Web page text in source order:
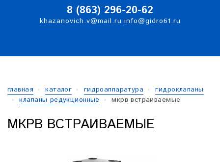
8 (863) 296-20-62
khazanovich.v@mail.ru info@gidro61.ru
главная каталог гидроаппаратура
гидроклапаны
клапаны редукционные
мкрв встраиваемые
МКРВ ВСТРАИВАЕМЫЕ